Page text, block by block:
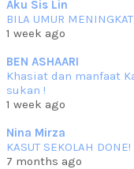
RESIPI KURMA
Assalammualaikum,
Jun 23 2023
RESIPI SAMBAL
Assalammualaikum,
Jun 20 2023
RESIPI PISANG
Aku Sis Lin
BILA UMUR
1 week ago
BEN ASHAARI
Khasiat dan manfaat
sukan !
1 week ago
Nina Mirza
KASUT SEKOLAH DONE!
7 months ago